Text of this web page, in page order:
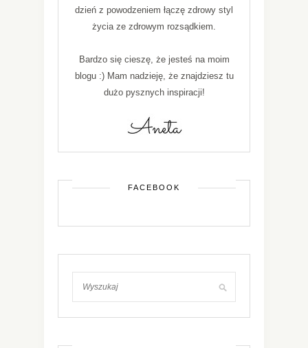
dzień z powodzeniem łączę zdrowy styl
życia ze zdrowym rozsądkiem.
Bardzo się cieszę, że jesteś na moim
blogu :) Mam nadzieję, że znajdziesz tu
dużo pysznych inspiracji!
FACEBOOK